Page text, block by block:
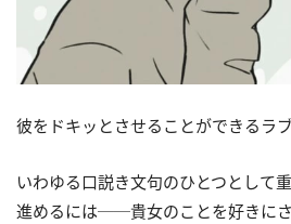
彼をドキッとさせることができるラブ
いわゆる口説き文句のひとつとして
進めるには──貴女のことを好きに